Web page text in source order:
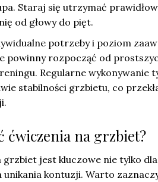
Staraj się utrzymać
od głowy do pięt.
potrzeby i poziom
powinny rozpocząć od
Regularne wykonywanie
stabilności grzbietu, co
ćwiczenia na grzbiet?
jest kluczowe nie tylko
unikania kontuzji. Warto